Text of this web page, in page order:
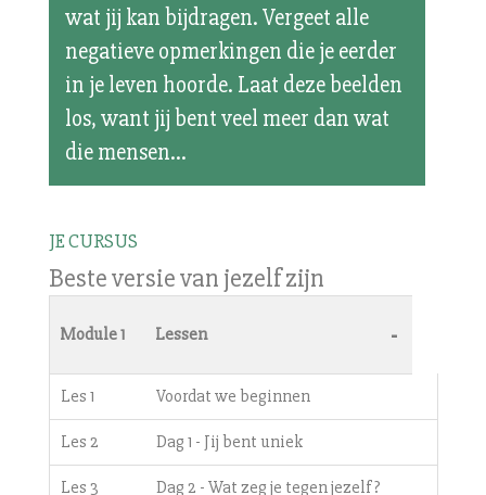
wat jij kan bijdragen. Vergeet alle
negatieve opmerkingen die je eerder
in je leven hoorde. Laat deze beelden
los, want jij bent veel meer dan wat
die mensen...
JE CURSUS
Beste versie van jezelf zijn
Module 1 Lessen -
Les 1 Voordat we beginnen
Les 2 Dag 1 - Jij bent uniek
Les 3 Dag 2 - Wat zeg je tegen jezelf?